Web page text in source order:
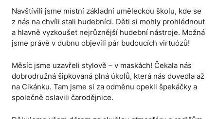
Navštívili jsme místní základní uměleckou školu, kde se
z nás na chvíli stali hudebníci. Děti si mohly prohlédnout
a hlavně vyzkoušet nejrůznější hudební nástroje. Možná
jsme právě v dubnu objevili pár budoucích virtuózů!
Měsíc jsme uzavřeli stylově – v maskách! Čekala nás
dobrodružná šipkovaná plná úkolů, která nás dovedla až
na Cikánku. Tam jsme si za odměnu opekli špekáčky a
společně oslavili čarodějnice.